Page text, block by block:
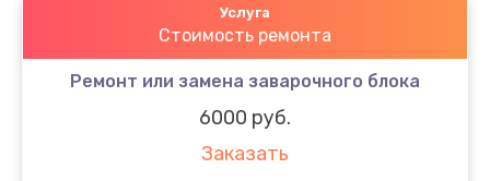
Услуга
Стоимость ремонта
Ремонт или замена заварочного блока
6000 руб.
Заказать